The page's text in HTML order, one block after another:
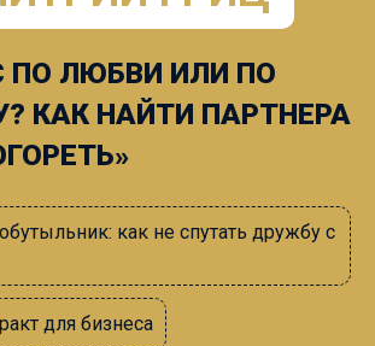
ПО ЛЮБВИ ИЛИ ПО
КАК НАЙТИ ПАРТНЕРА
как не спутать дружбу с
для бизнеса